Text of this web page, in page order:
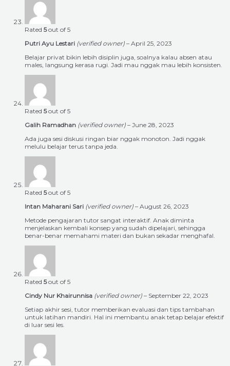
Rated 5out of 5
Putri Ayu Lestari (verified owner) – April 25, 2023
Belajar privat bikin lebih disiplin juga, soalnya kalau absen atau
males, langsung kerasa rugi. Jadi mau nggak mau lebih konsisten.
Rated 5out of 5
Galih Ramadhan (verified owner) – June 28, 2023
Ada juga sesi diskusi ringan biar nggak monoton. Jadi nggak
melulu belajar terus tanpa jeda.
Rated 5out of 5
Intan Maharani Sari (verified owner) – August 26, 2023
Metode pengajaran tutor sangat interaktif. Anak diminta
menjelaskan kembali konsep yang sudah dipelajari, sehingga
benar-benar memahami materi dan bukan sekadar menghafal.
Rated 5out of 5
Cindy Nur Khairunnisa (verified owner) – September 22, 2023
Setiap akhir sesi, tutor memberikan evaluasi dan tips tambahan
untuk latihan mandiri. Hal ini membantu anak tetap belajar efektif
di luar sesi les.